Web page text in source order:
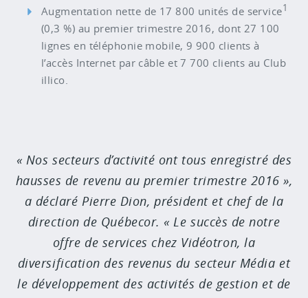
Augmentation nette de 17 800 unités de service1
(0,3 %) au premier trimestre 2016, dont 27 100
lignes en téléphonie mobile, 9 900 clients à
l’accès Internet par câble et 7 700 clients au Club
illico.
Nos secteurs d’activité ont tous enregistré des
hausses de revenu au premier trimestre 2016 »,
a déclaré Pierre Dion, président et chef de la
direction de Québecor. « Le succès de notre
offre de services chez Vidéotron, la
diversification des revenus du secteur Média et
le développement des activités de gestion et de